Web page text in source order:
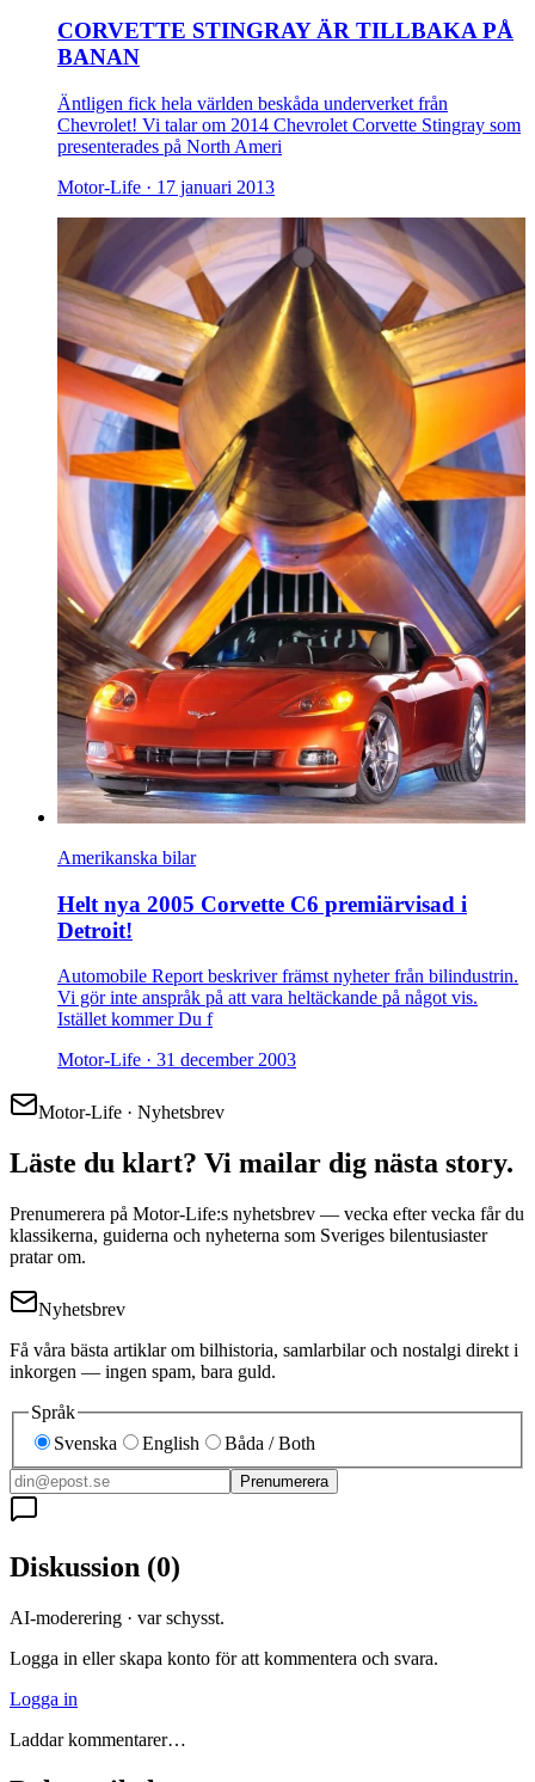
CORVETTE STINGRAY ÄR TILLBAKA PÅ
BANAN
Äntligen fick hela världen beskåda underverket från
Chevrolet! Vi talar om 2014 Chevrolet Corvette Stingray som
presenterades på North Ameri
Motor-Life · 17 januari 2013
Amerikanska bilar
Helt nya 2005 Corvette C6 premiärvisad i
Detroit!
Automobile Report beskriver främst nyheter från bilindustrin.
Vi gör inte anspråk på att vara heltäckande på något vis.
Istället kommer Du f
Motor-Life · 31 december 2003
Motor-Life · Nyhetsbrev
Läste du klart? Vi mailar dig nästa story.
Prenumerera på Motor-Life:s nyhetsbrev — vecka efter vecka får du
klassikerna, guiderna och nyheterna som Sveriges bilentusiaster
pratar om.
Nyhetsbrev
Få våra bästa artiklar om bilhistoria, samlarbilar och nostalgi direkt i
inkorgen — ingen spam, bara guld.
Språk
Svenska
English Båda / Both
Prenumerera
Diskussion (0)
AI-moderering · var schysst.
Logga in eller skapa konto för att kommentera och svara.
Logga in
Laddar kommentarer…